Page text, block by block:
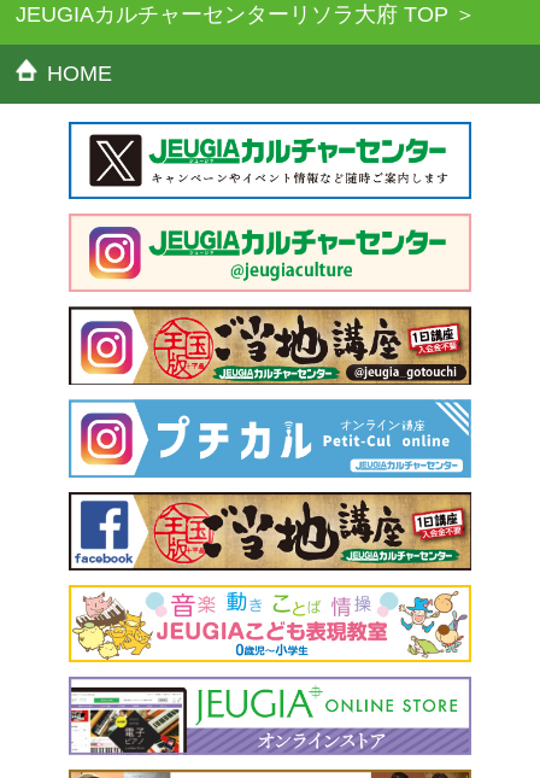
JEUGIAカルチャーセンターリソラ大府 TOP
HOME